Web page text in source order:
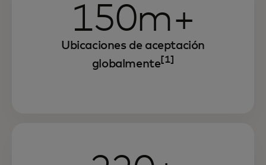
150m+
Ubicaciones de aceptación
globalmente[1]